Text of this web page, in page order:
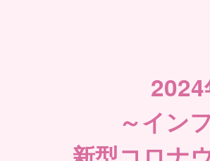
～イン